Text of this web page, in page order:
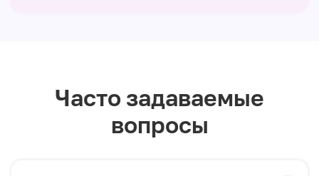
Часто задаваемые
вопросы